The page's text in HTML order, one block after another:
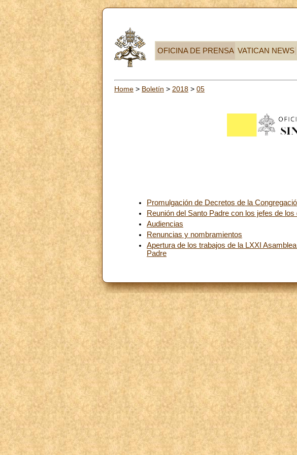
OFICINA DE PRENSA VATICAN NEWS
Home > Boletín > 2018 > 05
Promulgación de Decretos de la
Reunión del Santo Padre con los jefes de
Audiencias
Renuncias y nombramientos
Apertura de los trabajos de la LXXI
Padre